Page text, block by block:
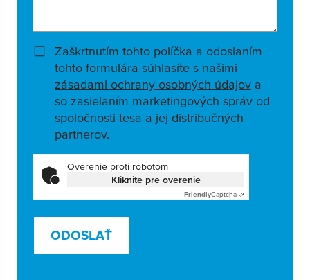
Zaškrtnutím tohto políčka a odoslaním
tohto formulára súhlasíte s našimi
zásadami ochrany osobných údajov a
so zasielaním marketingových správ od
spoločnosti tesa a jej distribučných
partnerov.
Overenie proti robotom
Kliknite pre overenie
FriendlyCaptcha ⇗
ODOSLAŤ